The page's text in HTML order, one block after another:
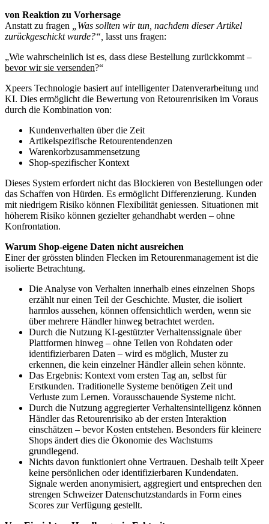
von Reaktion zu Vorhersage
Anstatt zu fragen
„Was sollten wir tun, nachdem dieser Artikel
zurückgeschickt wurde?“, lasst uns fragen:
„Wie wahrscheinlich ist es, dass diese Bestellung zurückkommt –
bevor wir sie versenden?“
Xpeers Technologie basiert auf intelligenter Datenverarbeitung und
KI. Dies ermöglicht die Bewertung von Retourenrisiken im Voraus
durch die Kombination von:
Kundenverhalten über die Zeit
Artikelspezifische Retourentendenzen
Warenkorbzusammensetzung
Shop-spezifischer Kontext
Dieses System erfordert nicht das Blockieren von Bestellungen oder
das Schaffen von Hürden. Es ermöglicht Differenzierung. Kunden
mit niedrigem Risiko können Flexibilität geniessen. Situationen mit
höherem Risiko können gezielter gehandhabt werden – ohne
Konfrontation.
Warum Shop-eigene Daten nicht ausreichen
Einer der grössten blinden Flecken im Retourenmanagement ist die
isolierte Betrachtung.
Die Analyse von Verhalten innerhalb eines einzelnen Shops
erzählt nur einen Teil der Geschichte. Muster, die isoliert
harmlos aussehen, können offensichtlich werden, wenn sie
über mehrere Händler hinweg betrachtet werden.
Durch die Nutzung KI-gestützter Verhaltenssignale über
Plattformen hinweg – ohne Teilen von Rohdaten oder
identifizierbaren Daten – wird es möglich, Muster zu
erkennen, die kein einzelner Händler allein sehen könnte.
Das Ergebnis: Kontext vom ersten Tag an, selbst für
Erstkunden. Traditionelle Systeme benötigen Zeit und
Verluste zum Lernen. Vorausschauende Systeme nicht.
Durch die Nutzung aggregierter Verhaltensintelligenz können
Händler das Retourenrisiko ab der ersten Interaktion
einschätzen – bevor Kosten entstehen. Besonders für kleinere
Shops ändert dies die Ökonomie des Wachstums
grundlegend.
Nichts davon funktioniert ohne Vertrauen. Deshalb teilt Xpeer
keine persönlichen oder identifizierbaren Kundendaten.
Signale werden anonymisiert, aggregiert und entsprechen den
strengen Schweizer Datenschutzstandards in Form eines
Scores zur Verfügung gestellt.